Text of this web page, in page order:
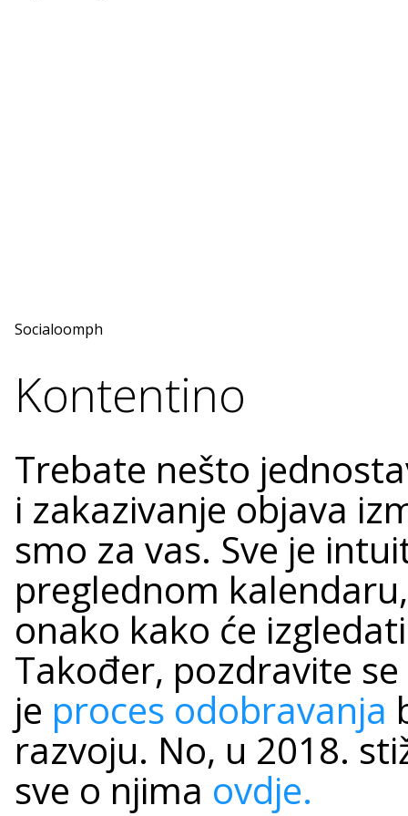
Socialoomph
Kontentino
Trebate nešto
i zakazivanje objava
smo za vas. Sve je
preglednom
onako kako će
Također, pozdravite
je proces odobravanja
razvoju. No, u 2018.
sve o njima ovdje.